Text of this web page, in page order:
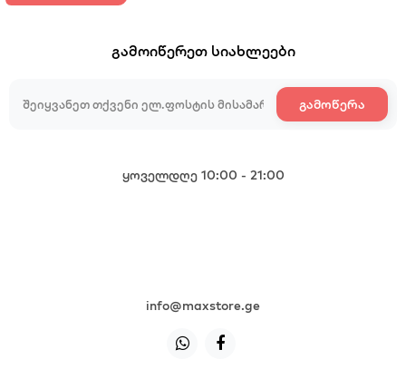
გამოიწერეთ სიახლეები
გამოწერა
ყოველდღე 10:00 - 21:00
info@maxstore.ge